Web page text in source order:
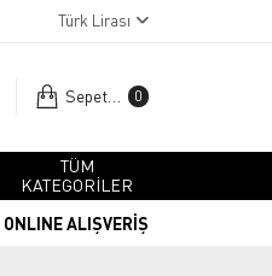
Türk Lirası
Sepetim 0
TÜM
KATEGORİLER
ONLINE ALIŞVERİŞ